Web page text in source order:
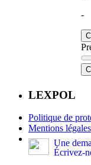
-
LEXPOL
Politique de
Mentions légales
Une
Écrivez-